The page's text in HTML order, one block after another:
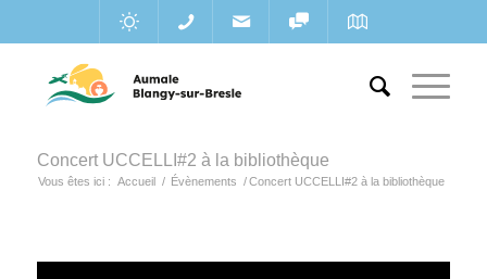
Concert UCCELLI#2 à la bibliothèque
Vous êtes ici : Accueil / Évènements / Concert UCCELLI#2 à la bibliothèque